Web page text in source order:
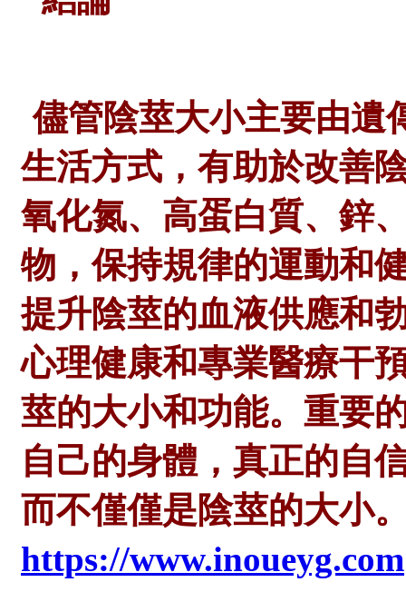
儘管陰莖大小主要由遺
生活方式，有助於改善
氧化氮、高蛋白質、鋅
物，保持規律的運動和
提升陰莖的血液供應和
心理健康和專業醫療干
莖的大小和功能。重要
自己的身體，真正的自
而不僅僅是陰莖的大小
https://www.inoueyg.com